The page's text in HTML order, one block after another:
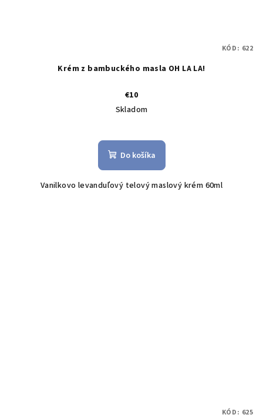
Krém z bambuckého masla OH LA LA!
€10
Skladom
Do košíka
Vanilkovo levanduľový telový maslový krém 60ml
KÓD: 622
KÓD: 625